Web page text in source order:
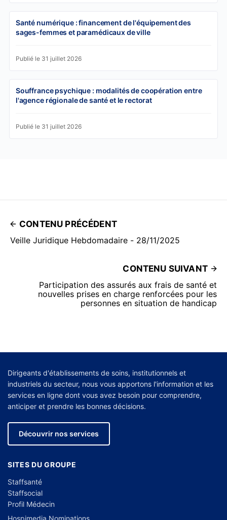
Santé numérique : financement de l'équipement des
sages-femmes et paramédicaux de ville
Publié le 31 juillet 2026
Souffrance psychique : modalités de coopération entre
l'agence régionale de santé et le rectorat
Publié le 31 juillet 2026
CONTENU PRÉCÉDENT
Veille Juridique Hebdomadaire - 28/11/2025
CONTENU SUIVANT
Participation des assurés aux frais de santé et
nouvelles prises en charge renforcées pour les
personnes en situation de handicap
Dirigeants d'établissements de soins, institutionnels et
industriels du secteur, nous vous apportons l'information et les
services en ligne dont vous avez besoin pour comprendre,
anticiper et prendre les bonnes décisions.
Découvrir nos services
SITES DU GROUPE
Staffsanté
Staffsocial
Profil Médecin
Hospimedia Nominations